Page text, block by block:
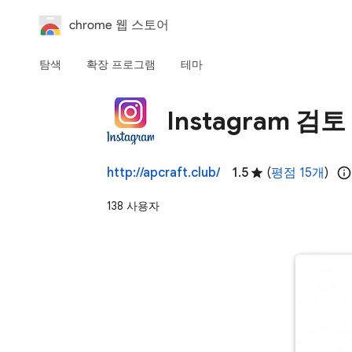
chrome 웹 스토어
탐색 확장 프로그램 테마
Instagram 검토
http://apcraft.club/ 1.5 (평점 15개 )
138 사용자